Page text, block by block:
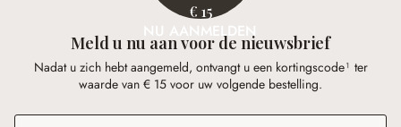
€ 15
NU AANMELDEN
Meld u nu aan voor de nieuwsbrief
Nadat u zich hebt aangemeld, ontvangt u een kortingscode¹ ter
waarde van € 15 voor uw volgende bestelling.
E-mailadres